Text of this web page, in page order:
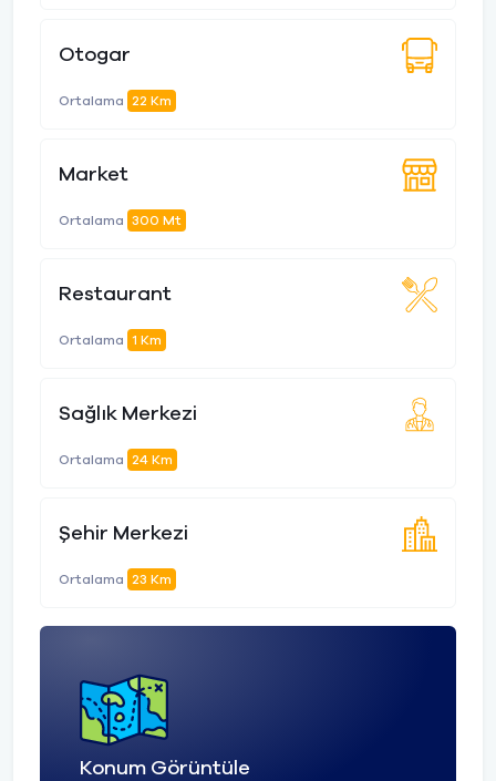
Otogar
Ortalama 22 Km
Market
Ortalama 300 Mt
Restaurant
Ortalama 1 Km
Sağlık Merkezi
Ortalama 24 Km
Şehir Merkezi
Ortalama 23 Km
Konum Görüntüle